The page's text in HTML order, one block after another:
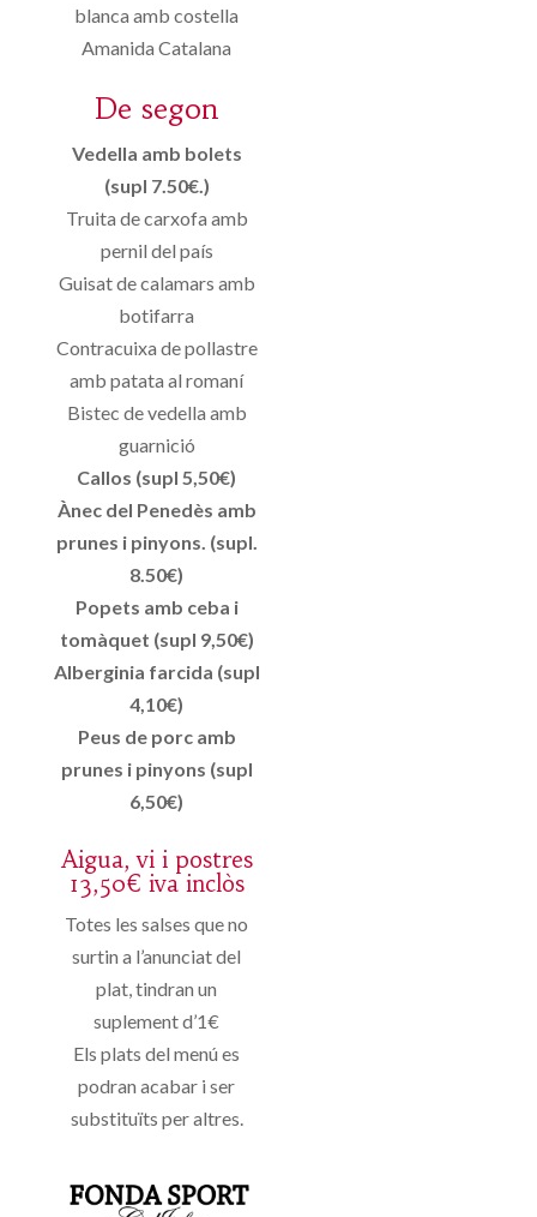
blanca amb costella
Amanida Catalana
De segon
Vedella amb bolets
(supl 7.50€.)
Truita de carxofa amb
pernil del país
Guisat de calamars amb
botifarra
Contracuixa de pollastre
amb patata al romaní
Bistec de vedella amb
guarnició
Callos (supl 5,50€)
Ànec del Penedès amb
prunes i pinyons. (supl.
8.50€)
Popets amb ceba i
tomàquet (supl 9,50€)
Alberginia farcida (supl
4,10€)
Peus de porc amb
prunes i pinyons (supl
6,50€)
Aigua, vi i postres
13,50€ iva inclòs
Totes les salses que no
surtin a l’anunciat del
plat, tindran un
suplement d’1€
Els plats del menú es
podran acabar i ser
substituïts per altres.